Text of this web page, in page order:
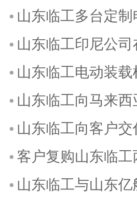
山东临工多台定
山东临工印尼公
山东临工电动装
山东临工向马来
山东临工向客户交
客户复购山东临
山东临工与山东